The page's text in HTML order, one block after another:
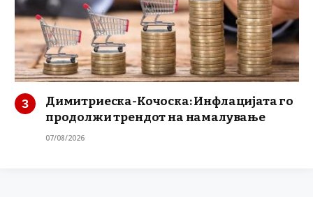
Димитриеска-Кочоска: Инфлацијата го
продолжи трендот на намалување
07/08/2026